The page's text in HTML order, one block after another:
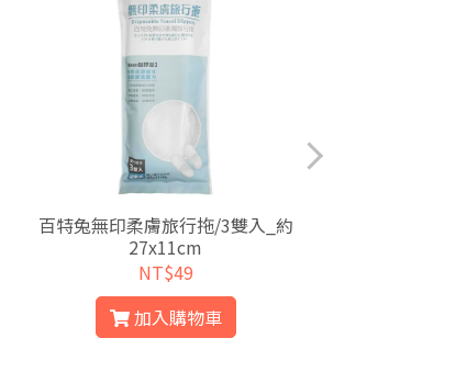
百特兔無印柔膚旅行拖/3雙入_約
27x11cm
NT$49
加入購物車